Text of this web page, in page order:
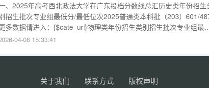
、2025年高考西北政法大学在广东投档分数线总汇历史类年份招生
招生批次专业组最低分/最低位次2025普通类本科批（203）601/
多数据请进入：{$cate_url}物理类年份招生类别招生批次专业组最
/最低位次2025普通类本科批（204）587/37511更多数据请进入：
04-08 15:33:41
关于我们 联系方式 版权声明